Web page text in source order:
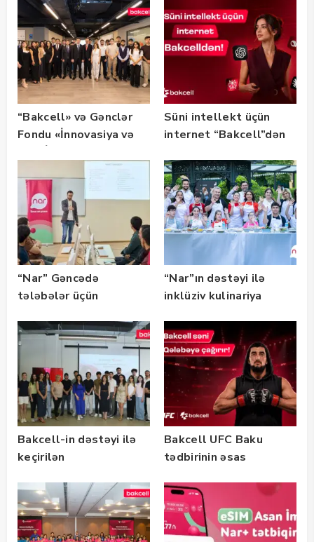
təqdim edilir
olub — FOTO
“Bakcell» və Gənclər
Fondu «İnnovasiya və
təqaüd proqramının
qalibləri ilə görüş
keçirib
Süni intellekt üçün
internet “Bakcell”dən
“Nar” Gəncədə
tələbələr üçün
təlimləri təşkil edib
“Nar”ın dəstəyi ilə
inklüziv kulinariya
keçirilib — Fotolar
Bakcell-in dəstəyi ilə
keçirilən
Bootcamp” başladı
Bakcell UFC Baku
tədbirinin əsas